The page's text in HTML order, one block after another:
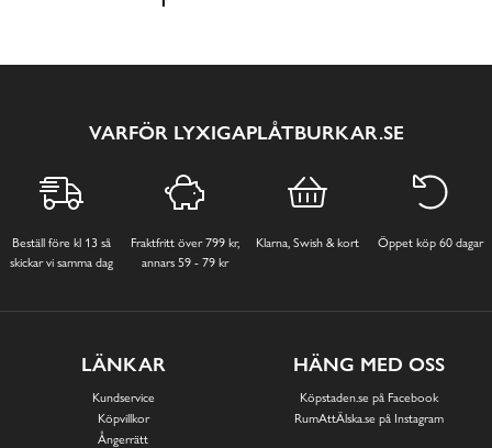
VARFÖR LYXIGAPLÅTBURKAR.SE
Beställ före kl 13 så
skickar vi samma dag
Fraktfritt över 799 kr,
annars 59 - 79 kr
Klarna, Swish & kort Öppet köp 60 dagar
LÄNKAR
Kundservice
Köpvillkor
Ångerrätt
HÄNG MED OSS
Köpstaden.se på Facebook
RumAttÄlska.se på Instagram